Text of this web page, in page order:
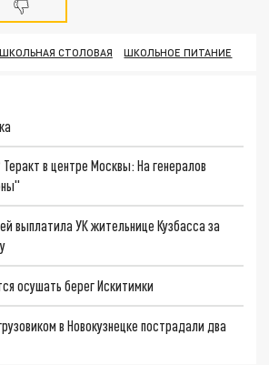
ШКОЛЬНАЯ СТОЛОВАЯ ШКОЛЬНОЕ ПИТАНИЕ
в центре Москвы: На генералов
выплатила УК жительнице Кузбасса за
осушать берег Искитимки
в Новокузнецке пострадали два